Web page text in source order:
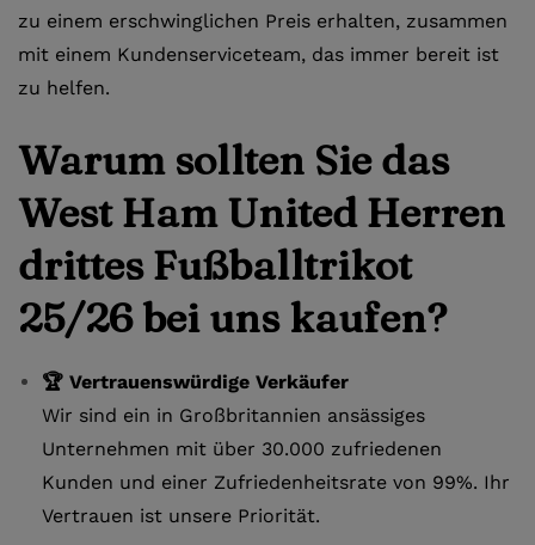
zu einem erschwinglichen Preis erhalten, zusammen
mit einem Kundenserviceteam, das immer bereit ist
zu helfen.
Warum sollten Sie das
West Ham United Herren
drittes Fußballtrikot
25/26 bei uns kaufen?
🏆 Vertrauenswürdige Verkäufer
Wir sind ein in Großbritannien ansässiges
Unternehmen mit über 30.000 zufriedenen
Kunden und einer Zufriedenheitsrate von 99%. Ihr
Vertrauen ist unsere Priorität.